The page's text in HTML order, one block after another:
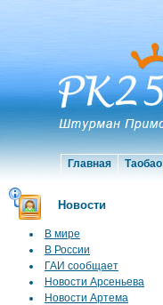
Главная Таобао
Новости
В мире
В России
ГАИ сообщает
Новости Арсеньева
Новости Артема